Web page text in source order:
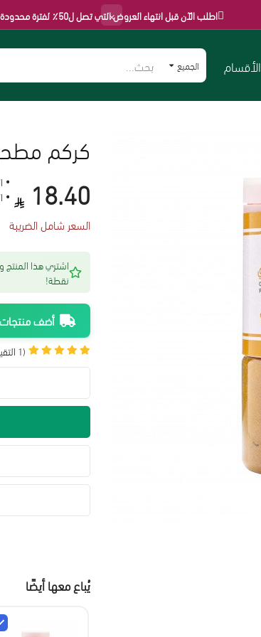
اطلب الآن قبل انتهاء العروض التي تصل ل50٪ لفترة محدودة
×
الأقسام الجميع
كركم مطحون
(1 التقييمات)
18.40
السعر شامل الضريبة
نقطة!
أضف منتجات للسلة بقيمة
يُباع معها أيضًا